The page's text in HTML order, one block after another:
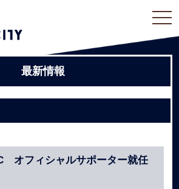
最新情報
オフィシャルサポーター就任